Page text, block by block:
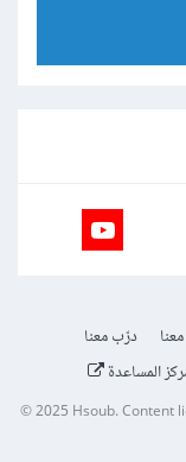
درّب معنا
المساعدة
© 2025Hsoub.Content